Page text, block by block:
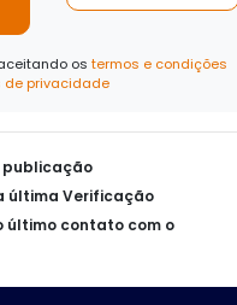
os termos e condições
privacidade
publicação
última Verificação
último contato com o